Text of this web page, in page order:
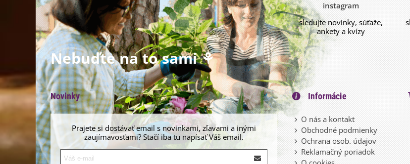
Nebuďte na to sami ⚘
instagram
sledujte novinky, súťaže,
ankety a kvízy
Novinky
Prajete si dostávať email s novinkami, zľavami a inými
zaujímavosťami? Stačí iba tu napísať Váš email.
Informácie
O nás a kontakt
Obchodné podmienky
Ochrana osob. údajov
Reklamačný poriadok